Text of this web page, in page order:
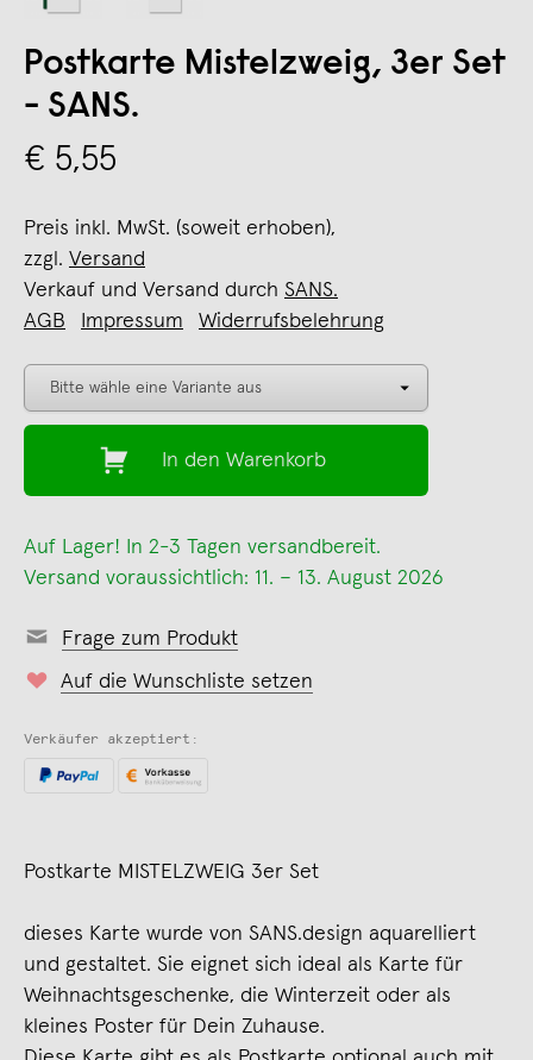
Postkarte Mistelzweig, 3er Set
- SANS.
€ 5,55
Preis inkl. MwSt. (soweit erhoben),
zzgl. Versand
Verkauf und Versand durch SANS.
AGB
Impressum Widerrufsbelehrung
In den Warenkorb
Auf Lager! In 2-3 Tagen versandbereit.
Versand voraussichtlich: 11. – 13. August 2026
Frage zum Produkt
Auf die Wunschliste setzen
Verkäufer akzeptiert:
Postkarte MISTELZWEIG 3er Set
dieses Karte wurde von SANS.design aquarelliert
und gestaltet. Sie eignet sich ideal als Karte für
Weihnachtsgeschenke, die Winterzeit oder als
kleines Poster für Dein Zuhause.